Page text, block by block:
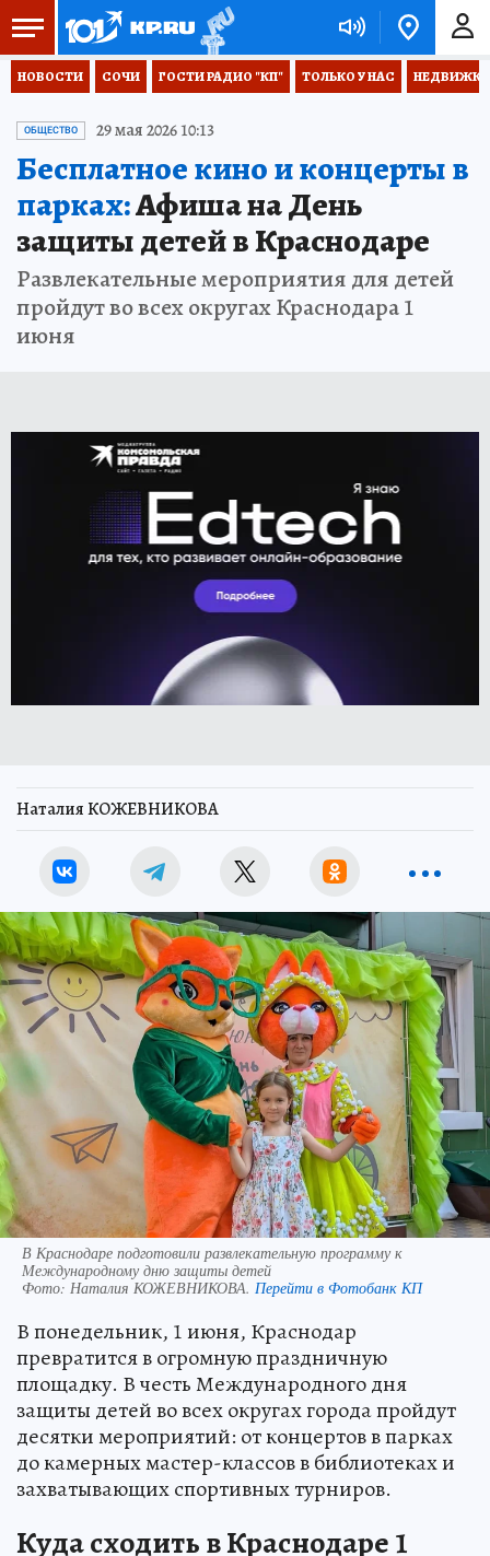
НОВОСТИ СОЧИ ГОСТИ РАДИО "КП" ТОЛЬКО У НАС НЕДВИЖКА
ОБЩЕСТВО 29 мая 2026 10:13
Бесплатное кино и концерты в
парках:Афиша на День
защиты детей в Краснодаре
Развлекательные мероприятия для детей
пройдут во всех округах Краснодара 1
июня
Наталия КОЖЕВНИКОВА
В Краснодаре подготовили развлекательную программу к
Международному дню защиты детей
Фото: Наталия КОЖЕВНИКОВА. Перейти в Фотобанк КП
В понедельник, 1 июня, Краснодар
превратится в огромную праздничную
площадку. В честь Международного дня
защиты детей во всех округах города пройдут
десятки мероприятий: от концертов в парках
до камерных мастер-классов в библиотеках и
захватывающих спортивных турниров.
Куда сходить в Краснодаре 1